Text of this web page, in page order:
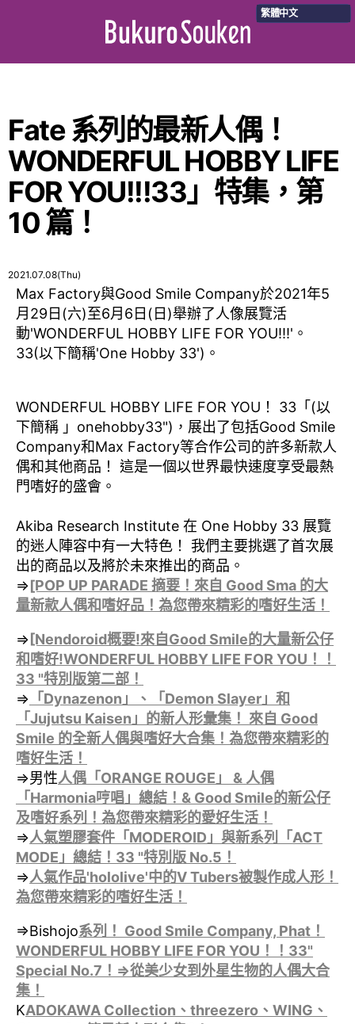
繁體中文
Fate 系列的最新人偶！
WONDERFUL HOBBY LIFE
FOR YOU!!!33」特集，第
10 篇！
2021.07.08(Thu)
Max Factory與Good Smile Company於2021年5
月29日(六)至6月6日(日)舉辦了人像展覽活
動'WONDERFUL HOBBY LIFE FOR YOU!!!'。
33(以下簡稱'One Hobby 33')。
WONDERFUL HOBBY LIFE FOR YOU！ 33「(以
下簡稱 」onehobby33")，展出了包括Good Smile
Company和Max Factory等合作公司的許多新款人
偶和其他商品！ 這是一個以世界最快速度享受最熱
門嗜好的盛會。
Akiba Research Institute 在 One Hobby 33 展覽
的迷人陣容中有一大特色！ 我們主要挑選了首次展
出的商品以及將於未來推出的商品。
⇒[POP UP PARADE 摘要！來自 Good Sma 的大
量新款人偶和嗜好品！為您帶來精彩的嗜好生活！
⇒ [Nendoroid概要!來自Good Smile的大量新公仔
和嗜好!WONDERFUL HOBBY LIFE FOR YOU！！
33 "特別版第二部！
⇒ 「Dynazenon」、「Demon Slayer」和
「Jujutsu Kaisen」的新人形彙集！ 來自 Good
Smile 的全新人偶與嗜好大合集！為您帶來精彩的
嗜好生活！
⇒男性人偶「ORANGE ROUGE」 & 人偶
「Harmonia哼唱」總結！& Good Smile的新公仔
及嗜好系列！為您帶來精彩的愛好生活！
⇒人氣塑膠套件「MODEROID」與新系列「ACT
MODE」總結！33 "特別版 No.5！
⇒人氣作品'hololive'中的V Tubers被製作成人形！
為您帶來精彩的嗜好生活！
⇒Bishojo系列！ Good Smile Company, Phat！
WONDERFUL HOBBY LIFE FOR YOU！！33"
Special No.7！⇒從美少女到外星生物的人偶大合
集！
KADOKAWA Collection、threezero、WING、